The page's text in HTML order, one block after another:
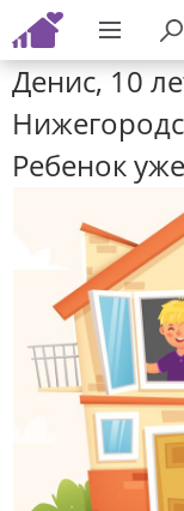
Денис, 10
Ребенок